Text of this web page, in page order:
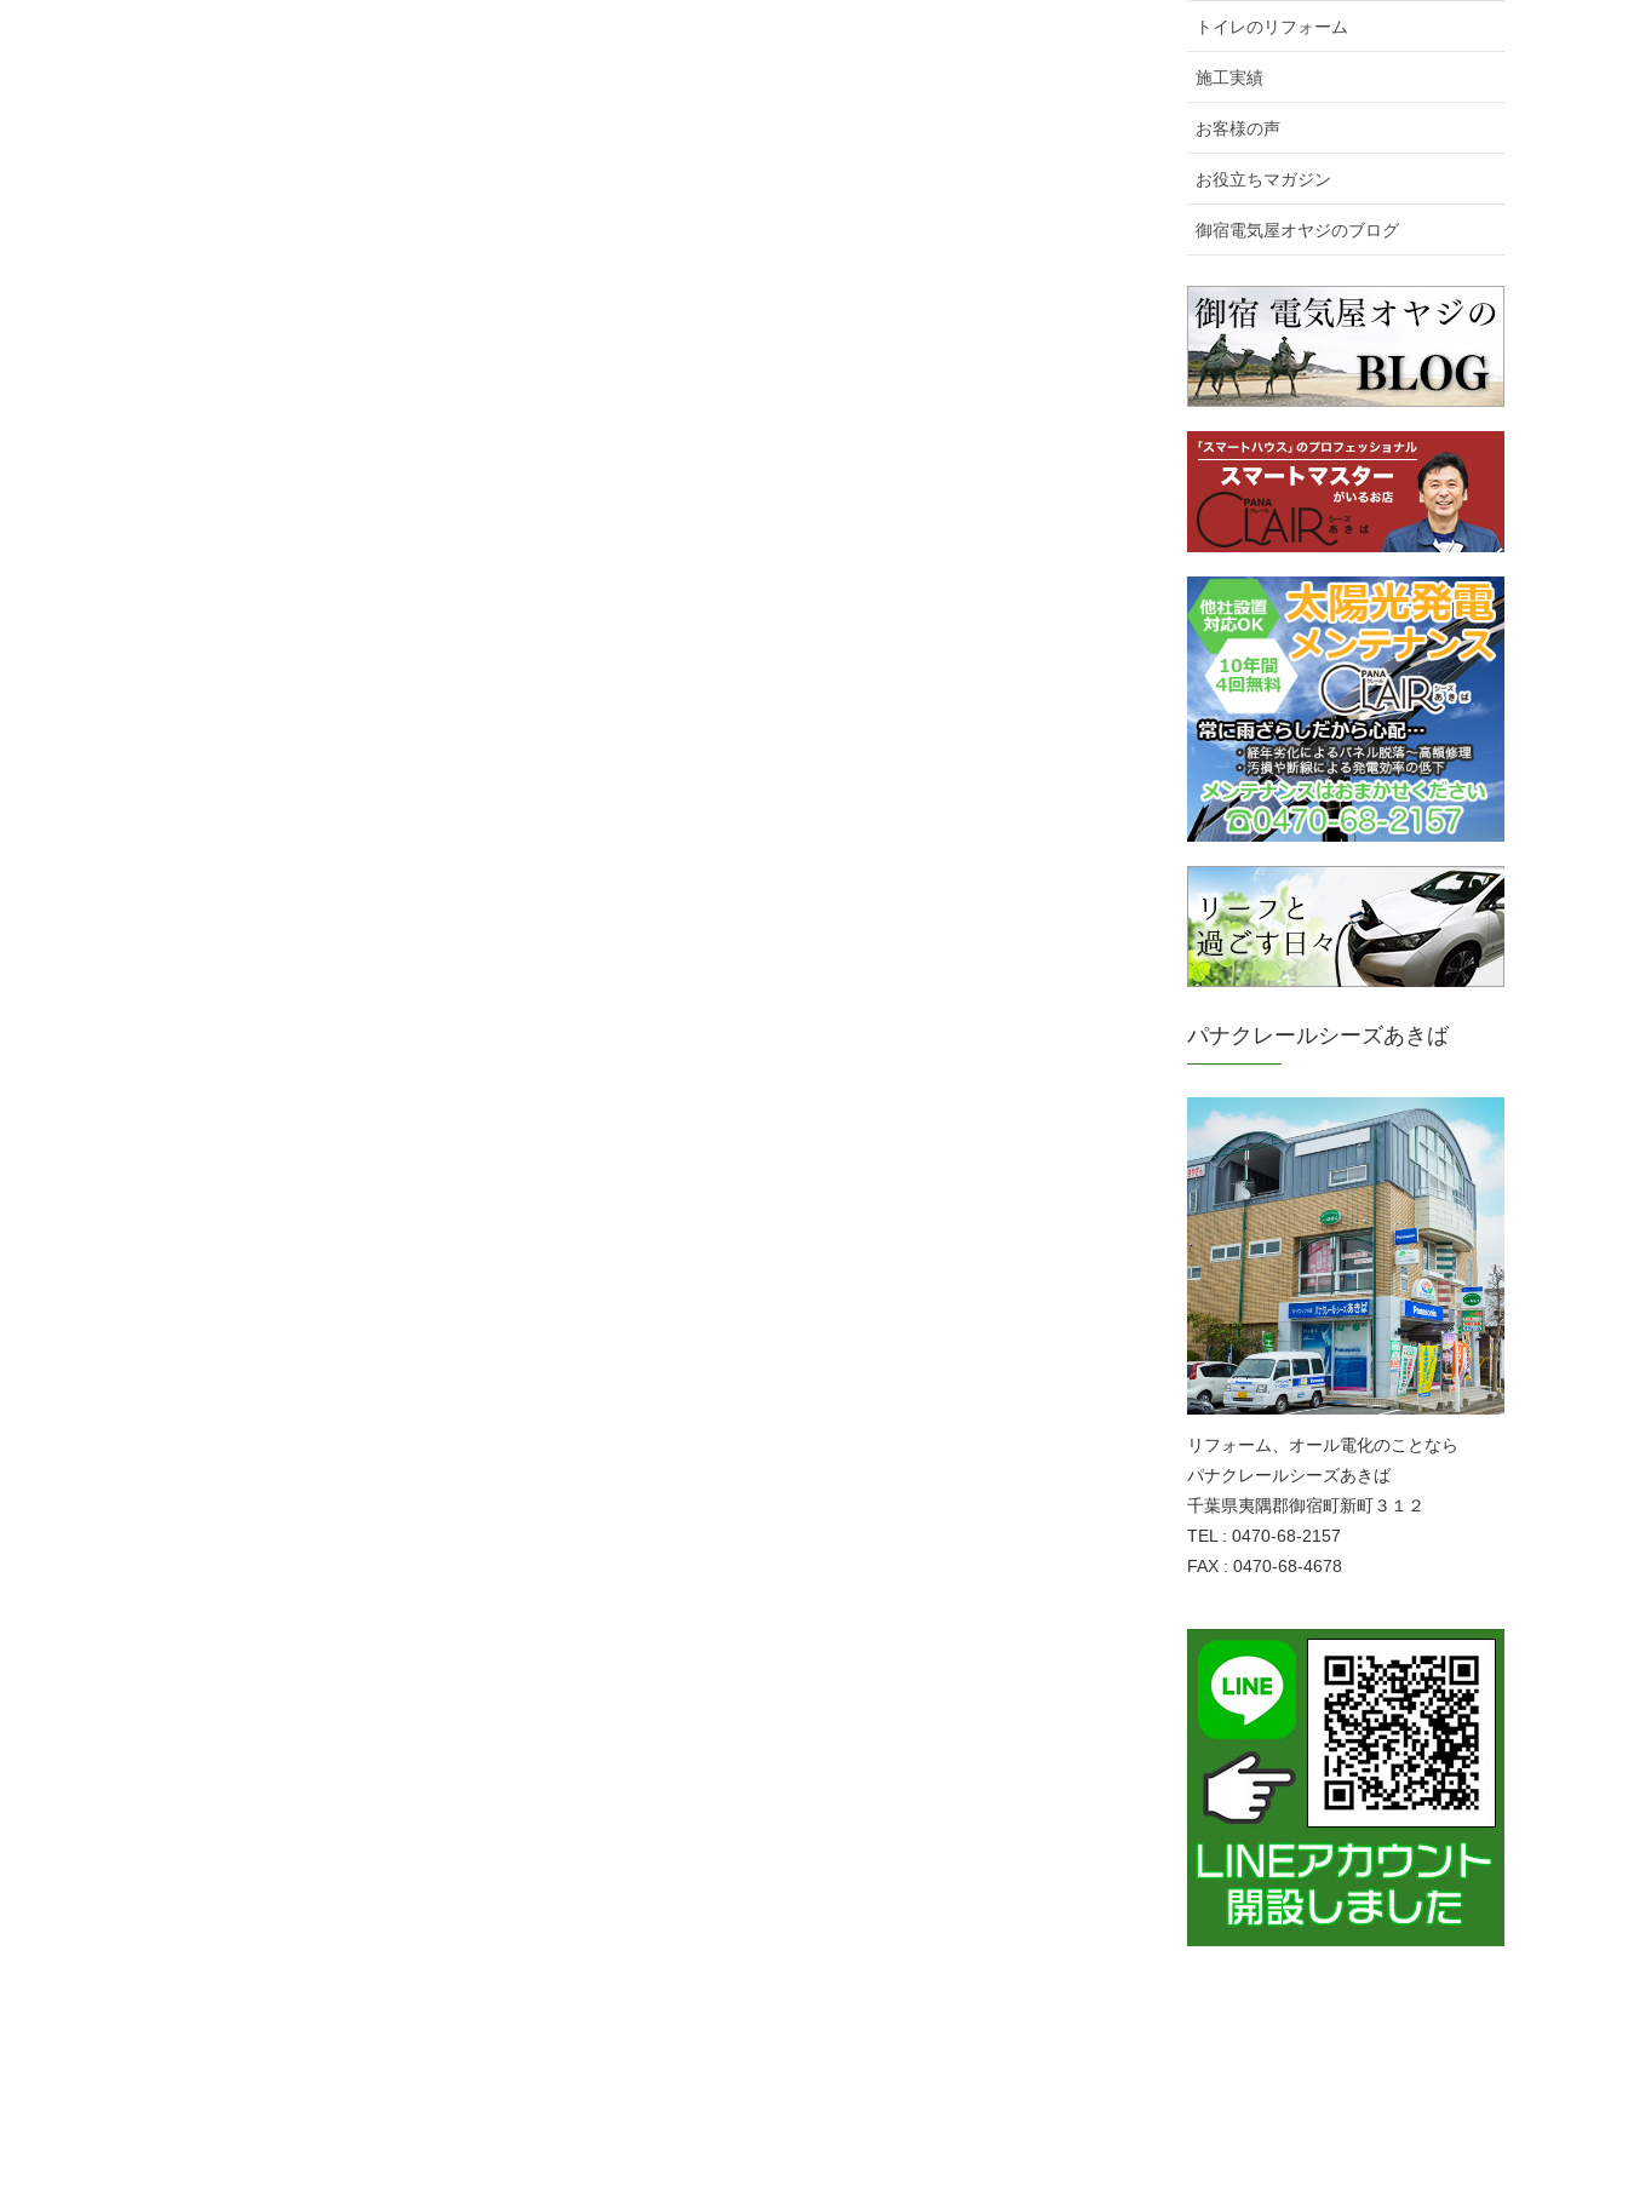
トイレのリフォーム
施工実績
お客様の声
お役立ちマガジン
御宿電気屋オヤジのブログ
パナクレールシーズあきば
リフォーム、オール電化のことなら
パナクレールシーズあきば
千葉県夷隅郡御宿町新町３１２
TEL : 0470-68-2157
FAX : 0470-68-4678